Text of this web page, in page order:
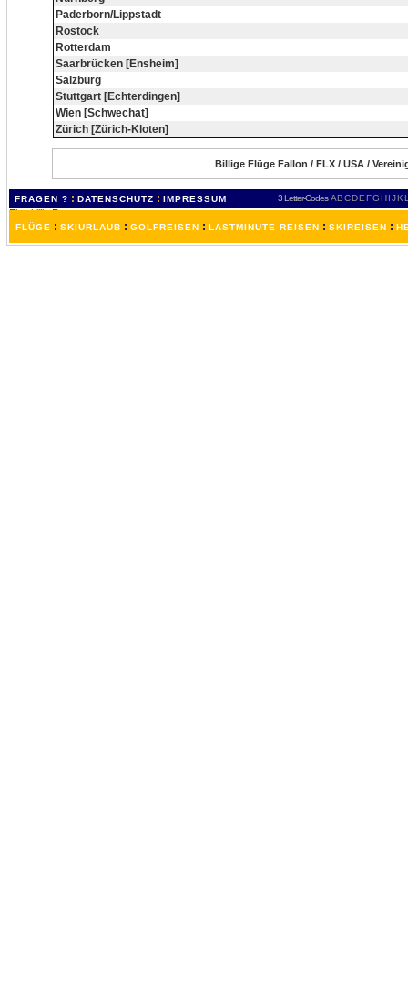
Paderborn/Lippstadt
Rostock
Rotterdam
Saarbrücken [Ensheim]
Salzburg
Stuttgart [Echterdingen]
Wien [Schwechat]
Zürich [Zürich-Kloten]
Billige Flüge Fallon / FLX / USA /
FRAGEN ? : DATENSCHUTZ : IMPRESSUM 3 Letter-Codes ABCDEFGH IJKL
FLÜGE : SKIURLAUB : GOLFREISEN : LASTMINUTE REISEN : SKIREISEN :